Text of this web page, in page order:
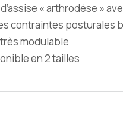
« arthrodèse »
contraintes posturales
modulable
en 2 tailles